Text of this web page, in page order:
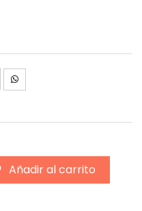
Añadir al carrito